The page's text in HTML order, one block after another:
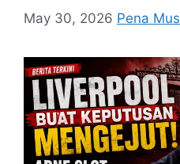
May 30, 2026 Pena